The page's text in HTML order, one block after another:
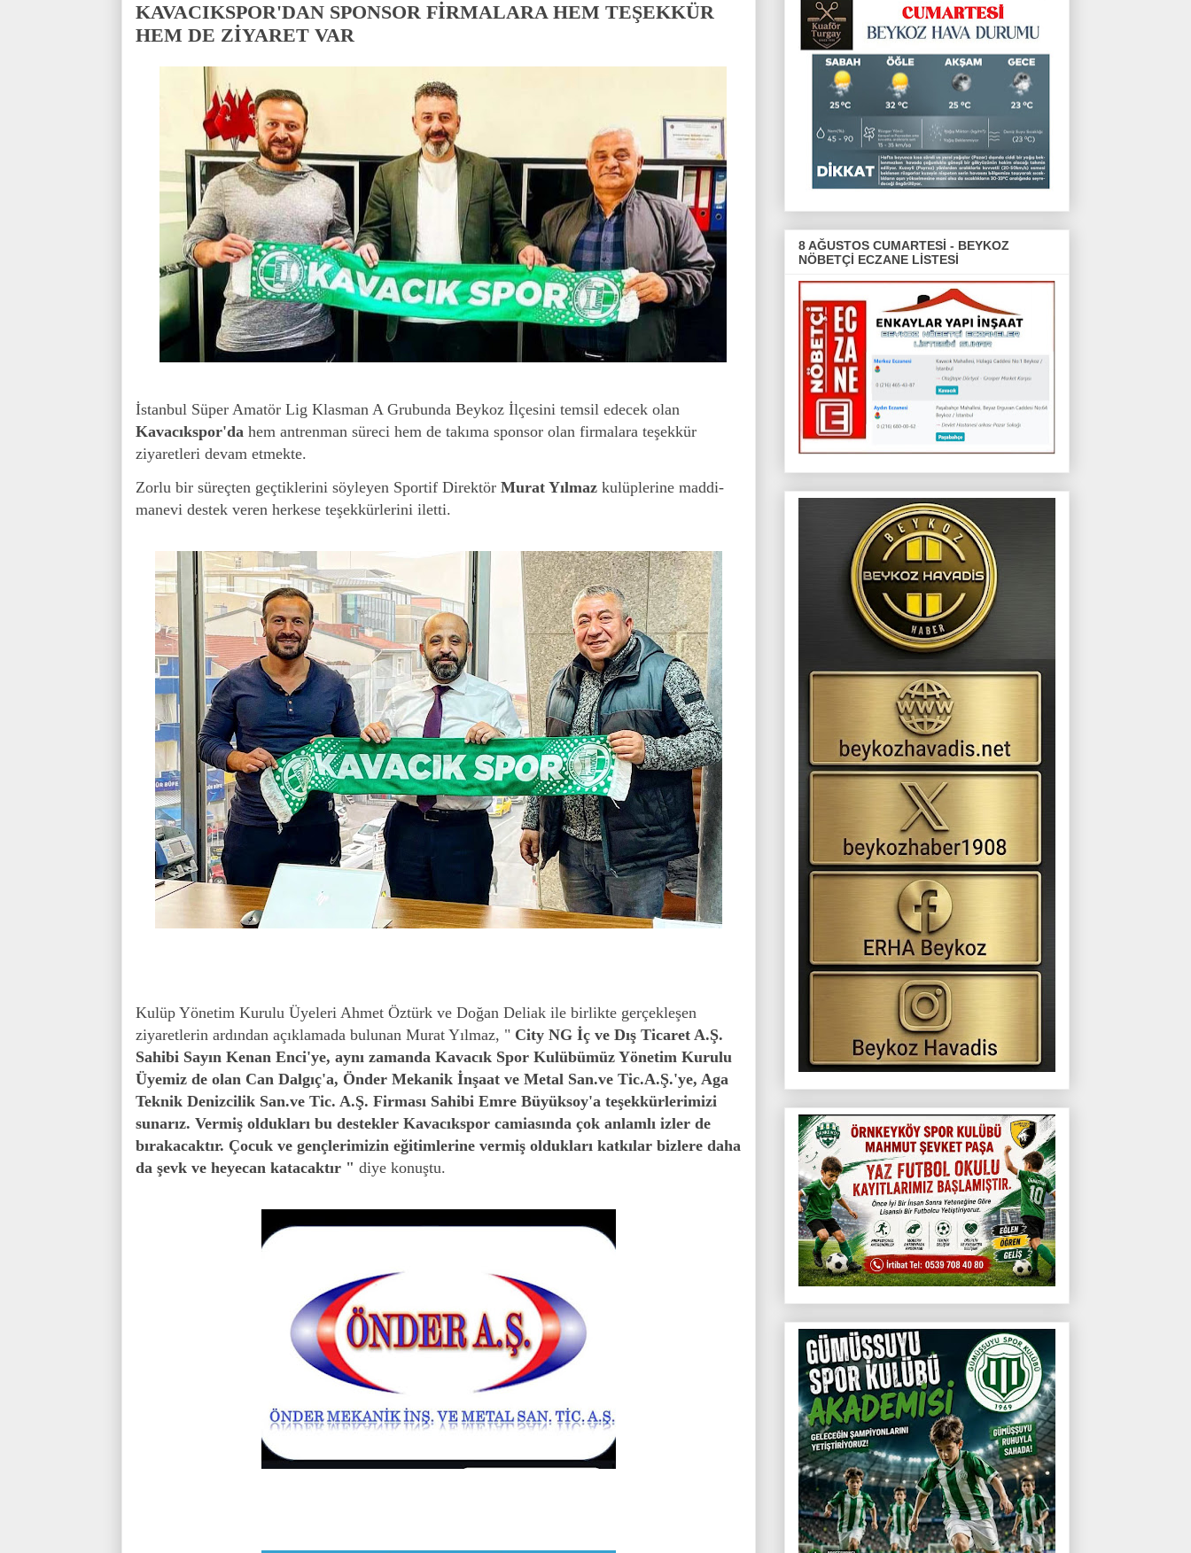
KAVACIKSPOR'DAN SPONSOR FİRMALARA HEM TEŞEKKÜR
HEM DE ZİYARET VAR
İstanbul Süper Amatör Lig Klasman A Grubunda Beykoz İlçesini temsil edecek olan
Kavacıkspor'da hem antrenman süreci hem de takıma sponsor olan firmalara teşekkür
ziyaretleri devam etmekte.
Zorlu bir süreçten geçtiklerini söyleyen Sportif Direktör Murat Yılmaz kulüplerine maddi-
manevi destek veren herkese teşekkürlerini iletti.
Kulüp Yönetim Kurulu Üyeleri Ahmet Öztürk ve Doğan Deliak ile birlikte gerçekleşen
ziyaretlerin ardından açıklamada bulunan Murat Yılmaz, " City NG İç ve Dış Ticaret A.Ş.
Sahibi Sayın Kenan Enci'ye, aynı zamanda Kavacık Spor Kulübümüz Yönetim Kurulu
Üyemiz de olan Can Dalgıç'a, Önder Mekanik İnşaat ve Metal San.ve Tic.A.Ş.'ye, Aga
Teknik Denizcilik San.ve Tic. A.Ş. Firması Sahibi Emre Büyüksoy'a teşekkürlerimizi
sunarız. Vermiş oldukları bu destekler Kavacıkspor camiasında çok anlamlı izler de
bırakacaktır. Çocuk ve gençlerimizin eğitimlerine vermiş oldukları katkılar bizlere daha
da şevk ve heyecan katacaktır " diye konuştu.
8 AĞUSTOS CUMARTESİ - BEYKOZ
NÖBETÇİ ECZANE LİSTESİ